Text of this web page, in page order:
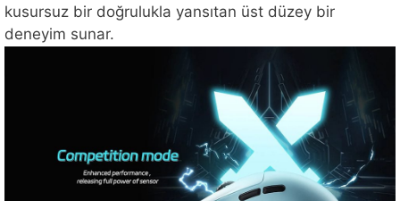
kusursuz bir doğrulukla yansıtan üst düzey bir
deneyim sunar.